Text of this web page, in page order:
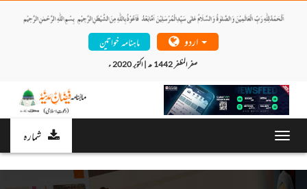
ماہنامہ خواتین
شمارہ